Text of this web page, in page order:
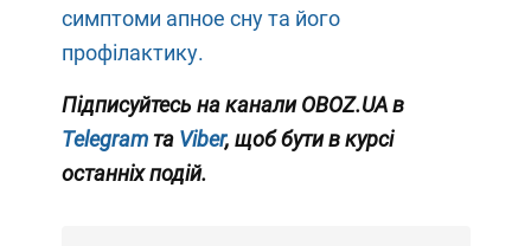
симптоми апное сну та його
профілактику.
Підписуйтесь на канали OBOZ.UA в
Telegram та Viber, щоб бути в курсі
останніх подій.